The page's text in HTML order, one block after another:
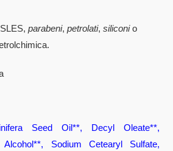
parabeni,petrolati,siliconio
Seed Oil**, Decyl Oleate**,
Sodium Cetearyl Sulfate,